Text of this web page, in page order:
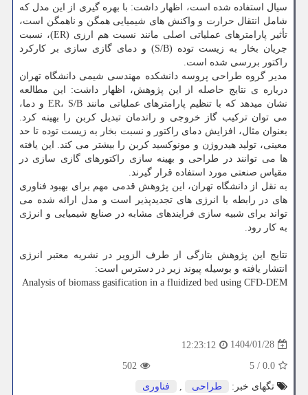
سیال استفاده شده است، اظهار داشت: با بهره گیری از این مدل که
شامل انتقال حرارت و واکنش های شیمیایی همگن و ناهمگن است،
تأثیر پارامترهای عملیاتی اصلی مانند نسبت هم ارزی (ER)، نسبت
جریان بخار به زیست توده (S/B) و دمای گازی سازی بر کارکرد
راکتور بررسی شده است.
مدیر گروه طراحی پروسه دانشکده مهندسی شیمی دانشگاه تهران
درباره ی نتایج حاصله از این پژوهش، اظهار داشت: این مطالعه
نشان میدهد که با تنظیم پارامترهای عملیاتی مانند ER، S/B و دما،
می توان ترکیب گاز خروجی و راندمان تبدیل کربن را بهینه کرد.
بعنوان مثال، افزایش دمای راکتور و نسبت بخار به زیست توده تا حد
معینی، تولید هیدروژن و مونوکسید کربن را بیشتر می کند. این یافته
ها می توانند در طراحی و بهینه سازی راکتورهای گازی سازی در
مقیاس صنعتی مورد استفاده قرار گیرند.
به نقل از دانشگاه تهران، این پژوهش قدمی مهم برای بهبود فناوری
های در رابطه با انرژی های تجدیدپذیر است و مدل ارائه شده می
تواند برای شبیه سازی فرایندهای مشابه در صنایع شیمیایی و انرژی
به کار رود.
نتایج این پژوهش بتازگی از طرف الزویر در نشریه معتبر انرژی
انتشار یافته و بوسیله پیوند زیر در دسترس است:
Analysis of biomass gasification in a fluidized bed using CFD-DEM
1404/01/28
12:23:12
0.0
/
5
502
تگهای خبر:
طراحی , فناوری